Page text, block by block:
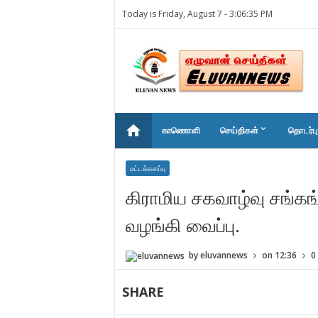
Today is Friday, August 7 -3:06:35 PM
home காணொளி செய்திகள் keyboard_arrow_down
மட்டக்களப்பு
கிராமிய சகவாழ்வு
வழங்கி வைப்பு.
byeluvannews on 12:36 0
SHARE